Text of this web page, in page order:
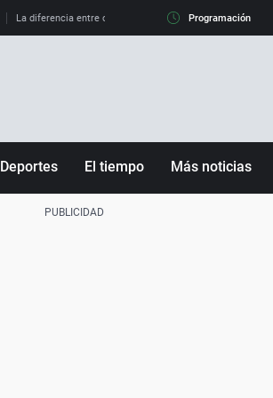
La diferencia entre observar el eclipse al 99% y al 100%
Programación
Deportes El tiempo Más noticias